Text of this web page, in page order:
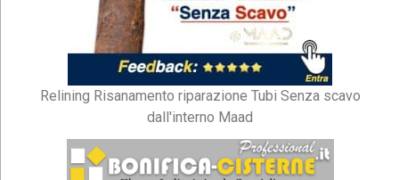
Relining Risanamento riparazione Tubi Senza scavo
dall'interno Maad